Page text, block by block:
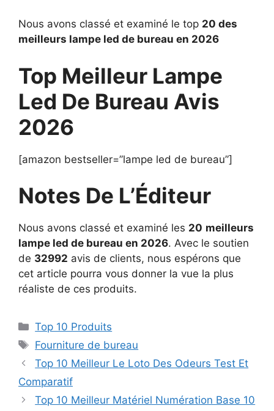
Nous avons classé et examiné le top 20 des
meilleurs lampe led de bureau en 2026
Top Meilleur Lampe
Led De Bureau Avis
2026
[amazon bestseller=”lampe led de bureau”]
Notes De L’Éditeur
Nous avons classé et examiné les 20 meilleurs
lampe led de bureau en 2026. Avec le soutien
de 32992 avis de clients, nous espérons que
cet article pourra vous donner la vue la plus
réaliste de ces produits.
Top 10 Produits
Fourniture de bureau
Top 10 Meilleur Le Loto Des Odeurs Test Et
Comparatif
Top 10 Meilleur Matériel Numération Base 10